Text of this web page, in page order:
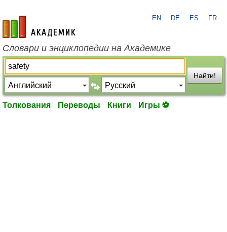
academic.ru
EN DE ES FR
Словари и энциклопедии на Академике
Найти!
Толкования Переводы Книги Игры ⚽